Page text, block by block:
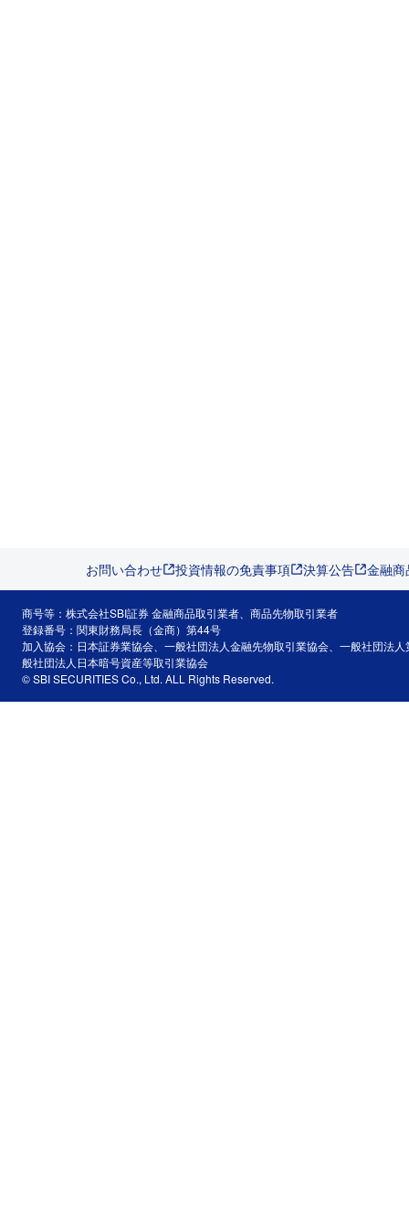
お問い合わせ 投資情報の免責事項 決算公告 金融
商号等：株式会社SBI証券 金融商品取引業者、商品先物取引業者
登録番号：関東財務局長（金商）第44号
加入協会：日本証券業協会、一般社団法人金融先物取引業協会、一般社団法
般社団法人日本暗号資産等取引業協会
© SBI SECURITIES Co., Ltd. ALL Rights Reserved.